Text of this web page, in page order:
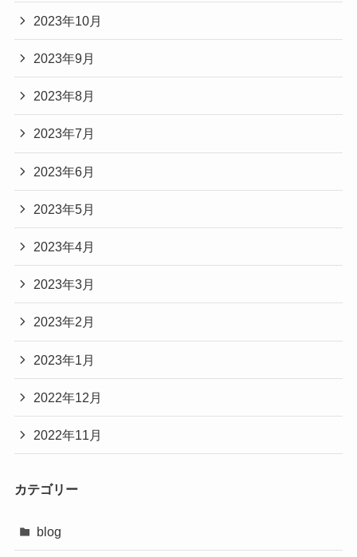
2023年10月
2023年9月
2023年8月
2023年7月
2023年6月
2023年5月
2023年4月
2023年3月
2023年2月
2023年1月
2022年12月
2022年11月
カテゴリー
blog